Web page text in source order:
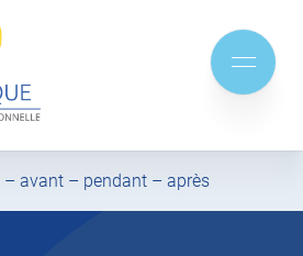
Mobile
menu
avant – pendant – après